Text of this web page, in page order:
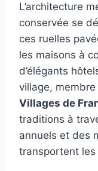
L’architecture
conservée se
ces ruelles
les maisons à
d’élégants
village,
Villages de
traditions à
annuels et des
transportent